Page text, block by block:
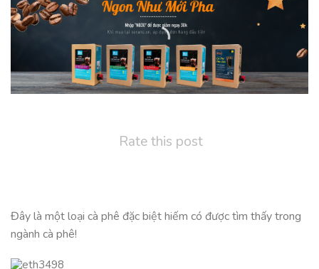
Rate this post
Đây là một loại cà phê đặc biệt hiếm có được tìm thấy trong
ngành cà phê!